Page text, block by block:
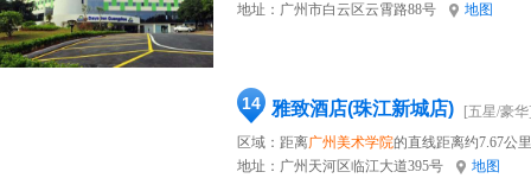
地址： 广州市白云区云霄路88号 地图
14 雅致酒店(珠江新城店)
[五星/豪
区域：距离广州美术学院的直线距离约7.67公里
地址： 广州天河区临江大道395号 地图